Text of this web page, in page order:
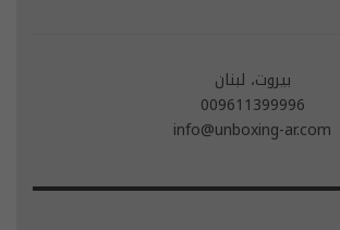
بيروت، لبنان
009611399996
info@unboxing-ar.com